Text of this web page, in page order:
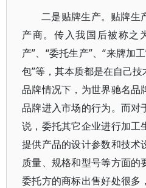
二是贴牌生产。贴牌生
产商。传入我国后被称之
产”、“委托生产”、“来牌加
包”等，其本质都是在自己
品牌情况下，为世界驰名品
品牌进入市场的行为。而对
说，委托其它企业进行加工
提供产品的设计参数和技术
质量、规格和型号等方面的
委托方的商标出售好处很多